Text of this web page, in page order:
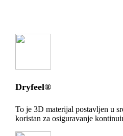
Dryfeel®
To je 3D materijal postavljen u
koristan za osiguravanje